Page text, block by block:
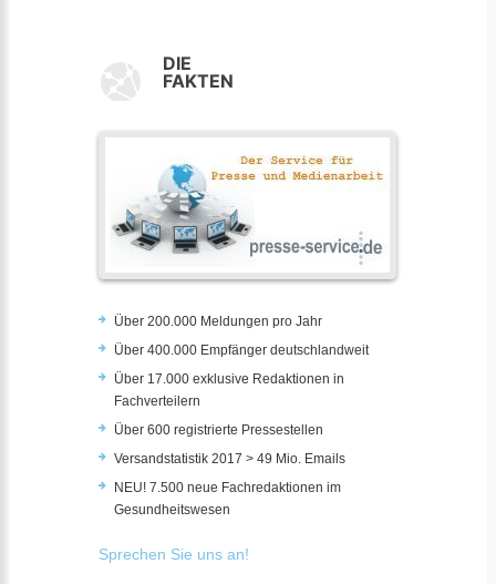
DIE
FAKTEN
Über 200.000 Meldungen pro Jahr
Über 400.000 Empfänger deutschlandweit
Über 17.000 exklusive Redaktionen in
Fachverteilern
Über 600 registrierte Pressestellen
Versandstatistik 2017 > 49 Mio. Emails
NEU! 7.500 neue Fachredaktionen im
Gesundheitswesen
Sprechen Sie uns an!